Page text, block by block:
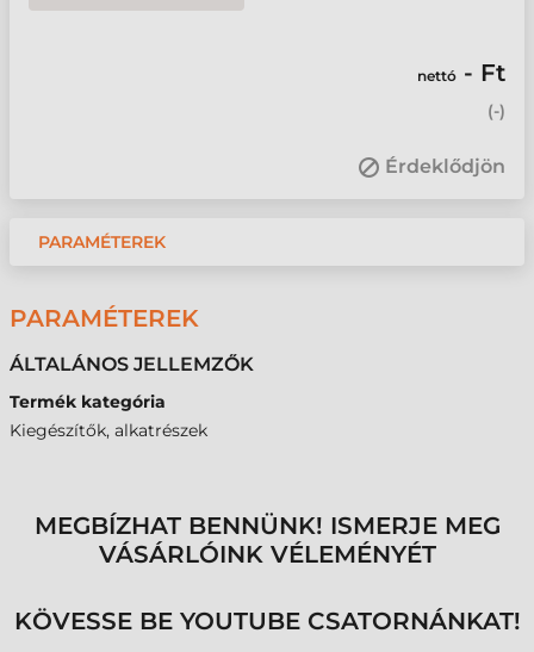
nettó - Ft
(-)
Érdeklődjön
PARAMÉTEREK
PARAMÉTEREK
ÁLTALÁNOS JELLEMZŐK
Termék kategória
Kiegészítők, alkatrészek
MEGBÍZHAT BENNÜNK! ISMERJE MEG
VÁSÁRLÓINK VÉLEMÉNYÉT
KÖVESSE BE YOUTUBE CSATORNÁNKAT!